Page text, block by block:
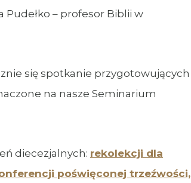
Pudełko – profesor Biblii w
się spotkanie przygotowujących
na nasze Seminarium
diecezjalnych: rekolekcji dla
poświęconej trzeźwości,